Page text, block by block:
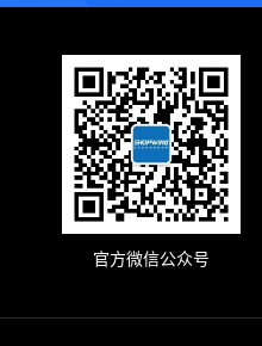
官方微信公众号